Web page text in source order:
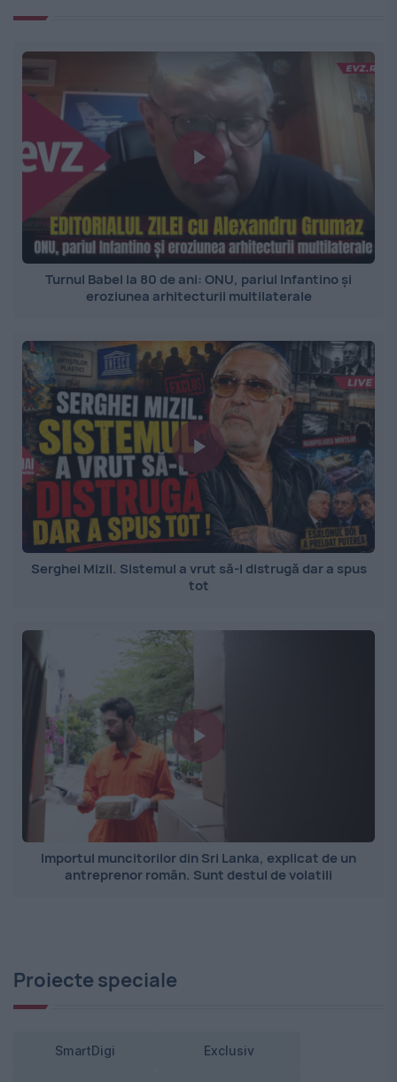
Turnul Babel la 80 de ani: ONU, pariul Infantino și
eroziunea arhitecturii multilaterale
Serghei Mizil. Sistemul a vrut să-l distrugă dar a spus
tot
Importul muncitorilor din Sri Lanka, explicat de un
antreprenor român. Sunt destul de volatili
Proiecte speciale
SmartDigi Exclusiv